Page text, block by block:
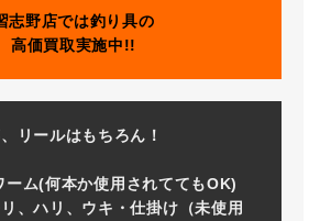
志野店では釣り具の
高価買取実施中!!
リールはもちろん！
ーム(何本か使用されててもOK)
リ、ハリ、ウキ・仕掛け（未使用